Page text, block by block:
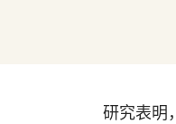
研究表明